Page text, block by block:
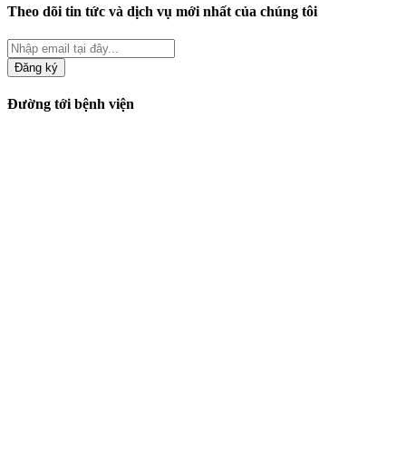
Theo dõi tin tức và dịch vụ mới nhất của chúng tôi
Đăng ký
Đường tới bệnh viện